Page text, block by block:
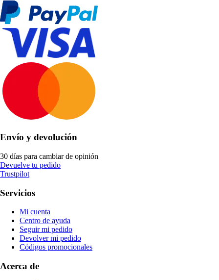
Envío y devolución
30 días para cambiar de opinión
Devuelve tu pedido
Trustpilot
Servicios
Mi cuenta
Centro de ayuda
Seguir mi pedido
Devolver mi pedido
Códigos promocionales
Acerca de